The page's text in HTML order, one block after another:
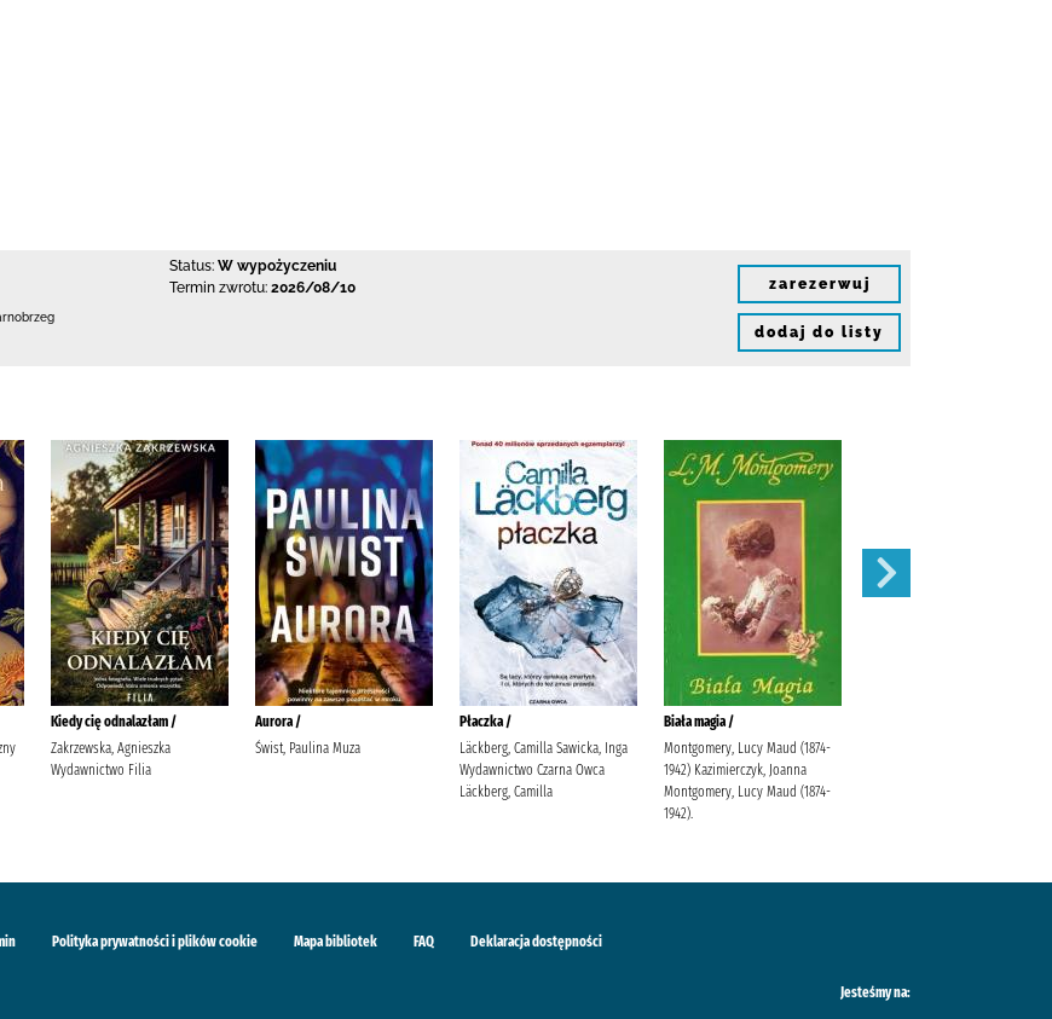
Status: W wypożyczeniu
Termin zwrotu: 2026/08/10 zarezerwuj
dodaj do listy
Kiedy cię odnalazłam /
Zakrzewska, Agnieszka
Wydawnictwo Filia
Aurora /
Świst, Paulina Muza
Płaczka /
Läckberg, Camilla Sawicka, Inga
Wydawnictwo Czarna Owca
Läckberg, Camilla
Biała magia /
Montgomery, Lucy Maud (1874-
1942) Kazimierczyk, Joanna
Montgomery, Lucy Maud (1874-
1942).
Polityka prywatności i plików cookie Mapa bibliotek FAQ Deklaracja dostępności
Jesteśmy na: